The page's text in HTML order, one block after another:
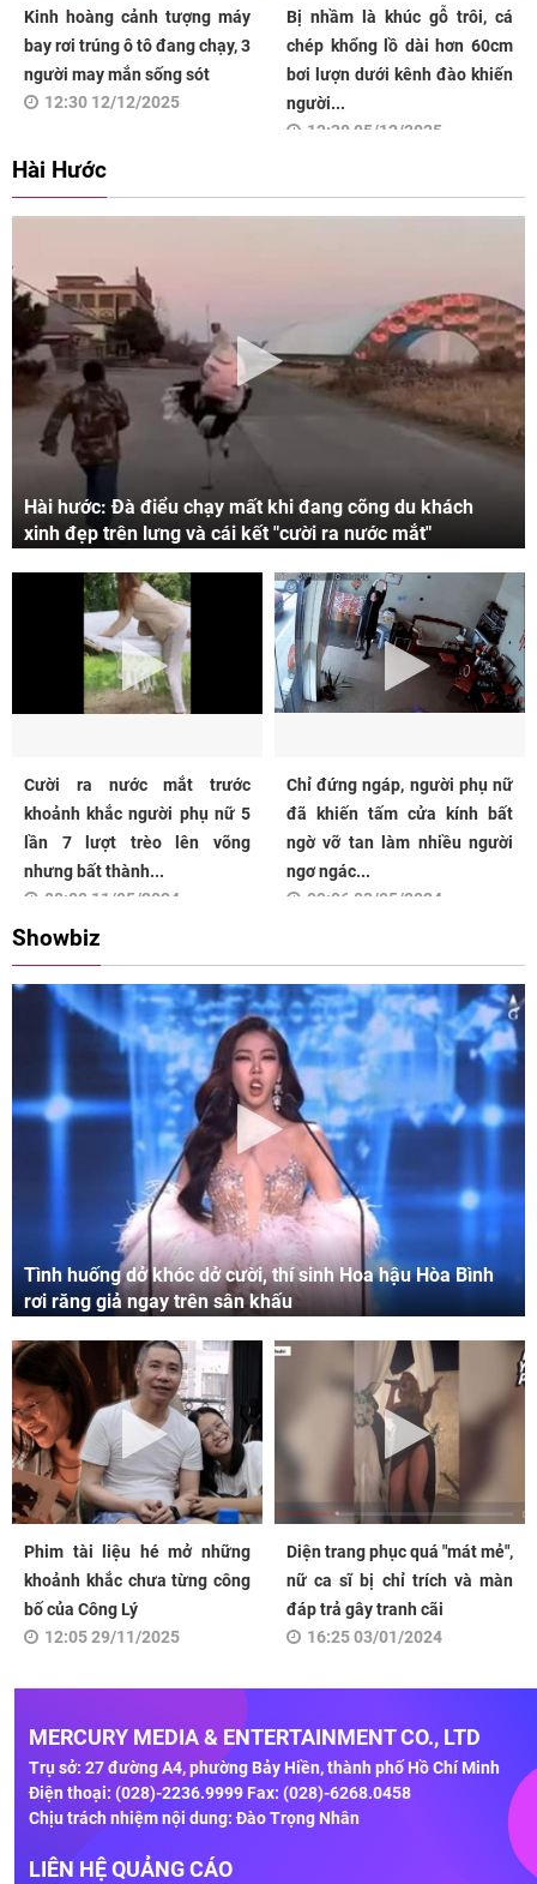
Kinh hoàng cảnh tượng máy
bay rơi trúng ô tô đang chạy, 3
người may mắn sống sót
12:30 12/12/2025
Bị nhầm là khúc gỗ trôi, cá
chép khổng lồ dài hơn 60cm
bơi lượn dưới kênh đào khiến
người...
12:30 05/12/2025
Hài Hước
Hài hước: Đà điểu chạy mất khi đang cõng du khách
xinh đẹp trên lưng và cái kết "cười ra nước mắt"
Cười ra nước mắt trước
khoảnh khắc người phụ nữ 5
lần 7 lượt trèo lên võng
nhưng bất thành...
08:00 11/05/2024
Chỉ đứng ngáp, người phụ nữ
đã khiến tấm cửa kính bất
ngờ vỡ tan làm nhiều người
ngơ ngác...
09:06 03/05/2024
Showbiz
Tình huống dở khóc dở cười, thí sinh Hoa hậu Hòa Bình
rơi răng giả ngay trên sân khấu
Phim tài liệu hé mở những
khoảnh khắc chưa từng công
bố của Công Lý
12:05 29/11/2025
Diện trang phục quá "mát mẻ",
nữ ca sĩ bị chỉ trích và màn
đáp trả gây tranh cãi
16:25 03/01/2024
MERCURY MEDIA & ENTERTAINMENT CO., LTD
Trụ sở: 27 đường A4, phường Bảy Hiền, thành phố Hồ Chí Minh
Điện thoại: (028)-2236.9999 Fax: (028)-6268.0458
Chịu trách nhiệm nội dung: Đào Trọng Nhân
LIÊN HỆ QUẢNG CÁO